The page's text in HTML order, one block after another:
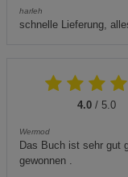
harleh
schnelle Lieferung,
4.0 / 5.0
Wermod
Das Buch ist sehr gut
gewonnen .